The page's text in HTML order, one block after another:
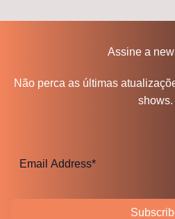
Assine a
Não perca as últimas
shows.